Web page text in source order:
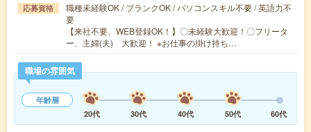
応募資格
職種未経験OK / ブランクOK / パソコンスキル不要 / 英語力不
要
【来社不要、WEB登録OK！】〇未経験大歓迎！〇フリータ
ー、主婦(夫) 大歓迎！ ※お仕事の掛け持ち…
職場の雰囲気
年齢層
20代
30代 40代 50代 60代